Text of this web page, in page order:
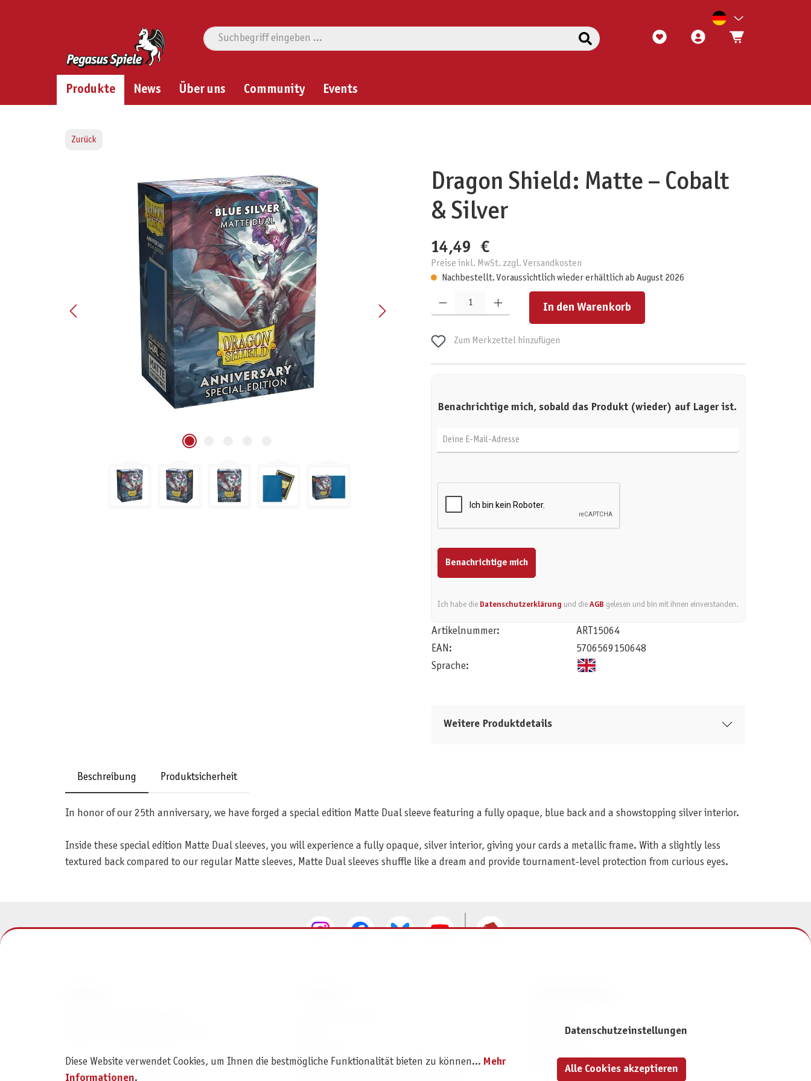
Produkte News Über uns Community Events
Zurück
Dragon Shield: Matte – Cobalt
& Silver
14,49 €
Preise inkl. MwSt. zzgl. Versandkosten
Nachbestellt. Voraussichtlich wieder erhältlich ab August 2026
In den Warenkorb
Zum Merkzettel hinzufügen
Benachrichtige mich, sobald das Produkt (wieder) auf Lager ist.
Benachrichtige mich
Ich habe die Datenschutzerklärung und dieAGB gelesen und bin mit ihnen einverstanden.
Artikelnummer:
ART15064
EAN:
5706569150648
Sprache:
Weitere Produktdetails
Beschreibung Produktsicherheit
In honor of our 25th anniversary, we have forged a special edition Matte Dual sleeve featuring a fully opaque, blue back and a showstopping silver interior.
Inside these special edition Matte Dual sleeves, you will experience a fully opaque, silver interior, giving your cards a metallic frame. With a slightly less
textured back compared to our regular Matte sleeves, Matte Dual sleeves shuffle like a dream and provide tournament-level protection from curious eyes.
Am Straßbach 3
Versand- und Zahlungsbedingungen
Kontakt
Privatsphäre-Einstellungen
Diese Website verwendet Cookies, um Ihnen die bestmögliche Funktionalität bieten zu können... Mehr
Informationen.
Datenschutzeinstellungen
Alle Cookies akzeptieren